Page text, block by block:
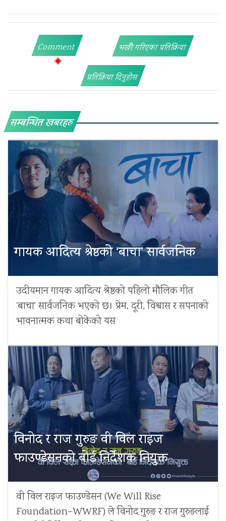
Comment भर्खरै गरिएका प्रतिक्रिया
प्रतिक्रिया दिनुहोस
सम्बन्धित खबरहरु
गायक आदित्य श्रेष्ठको ‘बाचा’ सार्वजनिक
उदीयमान गायक आदित्य श्रेष्ठको पहिलो मौलिक गीत
‘बाचा’ सार्वजनिक भएको छ। प्रेम, दूरी, विश्वास र सपनाको
भावनात्मक कथा बोकेको यस
विनोद र राज गुरुङ वी विल राइज
फाउण्डेसनको बोर्ड निर्देशक नियुक्त
वी विल राइज फाउण्डेसन (We Will Rise
Foundation–WWRF) ले विनोद गुरुङ र राज गुरुङलाई